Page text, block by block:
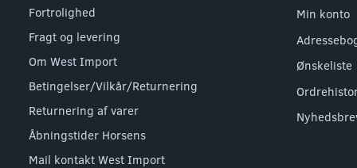
Fortrolighed
Fragt og levering
Om West Import
Betingelser/Vilkår/Returnering
Returnering af varer
Åbningstider Horsens
Mail kontakt West Import
Min konto
Ønskeliste